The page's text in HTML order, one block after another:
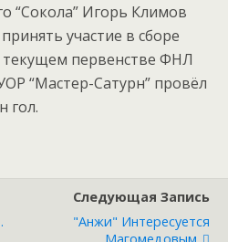
“Сокола” Игорь Климов
участие в сборе
текущем первенстве ФНЛ
“Мастер-Сатурн” провёл
гол.
Следующая Запись
"Анжи" Интересуется